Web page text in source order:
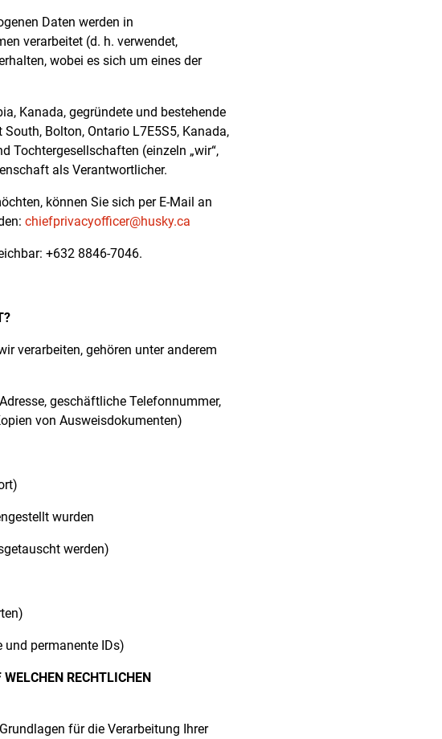
Daten werden in
verarbeitet (d. h. verwendet,
wobei es sich um eines der
Kanada, gegründete und bestehende
Bolton, Ontario L7E5S5, Kanada,
Tochtergesellschaften (einzeln „wir“,
als Verantwortlicher.
können Sie sich per E-Mail an
chiefprivacyofficer@husky.ca
+632 8846-7046.
verarbeiten, gehören unter anderem
geschäftliche Telefonnummer,
von Ausweisdokumenten)
wurden
werden)
und permanente IDs)
RECHTLICHEN
für die Verarbeitung Ihrer